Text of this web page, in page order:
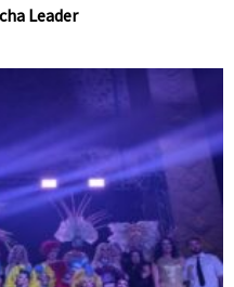
Leader